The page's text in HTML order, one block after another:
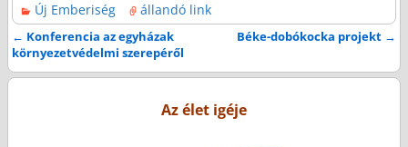
c
e
b
o
i
t
t
e
s
s
e
n
a
i
l
a
t
s
A
p
p
Új Emberiség állandó link
Bejegyzés navigáció
← Konferencia az egyházak
környezetvédelmi szerepéről
Béke-dobókocka projekt →
Az élet igéje